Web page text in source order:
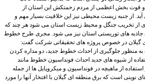
قوت بخش اعظمی از مردم زحمتکش این استان از
از جنبه زیست محیطی نیز این خلاقیت بسیار مهم و
از تخریب جنگل و محیط زیست استان می شود هر چند که
جاذبه های توریستی استان نیز می شود. مجری طرح خطوط
در خصوص پروژه های تحقیقاتی شرکت گفت:
به منظور جلوگیری از احداث خطوط جدید، دو مداره کردن
از شیوه های جدید احداث فونداسیون خطوط مانند
از ماهیچه در فونداسیون و میکروپایل ها از جمله
نوینی است که برق منطقه ای گیلان با افتخار آنها را مورد